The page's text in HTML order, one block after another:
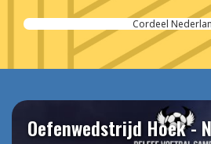
Cordeel
Oefenwedstrijd Hoek -